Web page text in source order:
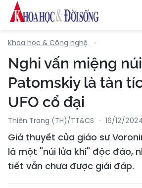
Khoa học & Công nghệ
Nghi vấn miệng
Patomskiy là tàn
UFO cổ đại
Thiên Trang (TH)/TT&CS 16/12/
Giả thuyết của giáo sư
là một "núi lửa khí" độc đáo,
tiết vẫn chưa được giải đáp.